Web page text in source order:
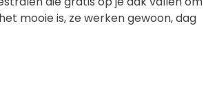
mooie is, ze werken gewoon, dag